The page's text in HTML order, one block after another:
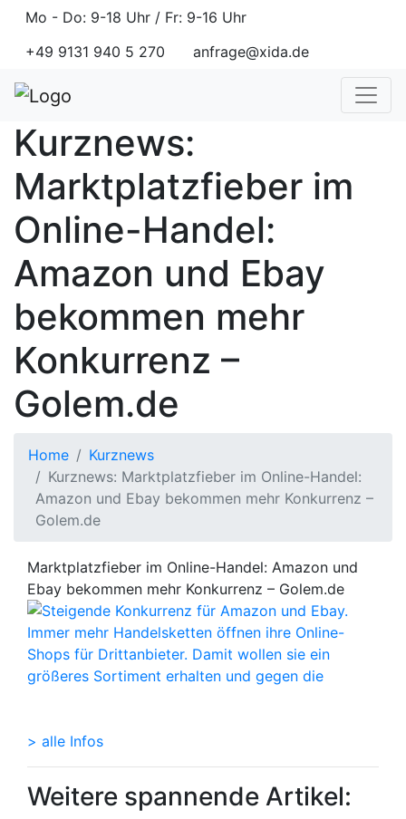
Mo - Do: 9-18 Uhr / Fr: 9-16 Uhr
+49 9131 940 5 270
anfrage@xida.de
Kurznews:
Marktplatzfieber im
Online-Handel:
Amazon und Ebay
bekommen mehr
Konkurrenz –
Golem.de
Home
Kurznews
Kurznews: Marktplatzfieber im Online-Handel:
Amazon und Ebay bekommen mehr Konkurrenz –
Golem.de
Marktplatzfieber im Online-Handel: Amazon und
Ebay bekommen mehr Konkurrenz – Golem.de
> alle Infos
Weitere spannende Artikel: